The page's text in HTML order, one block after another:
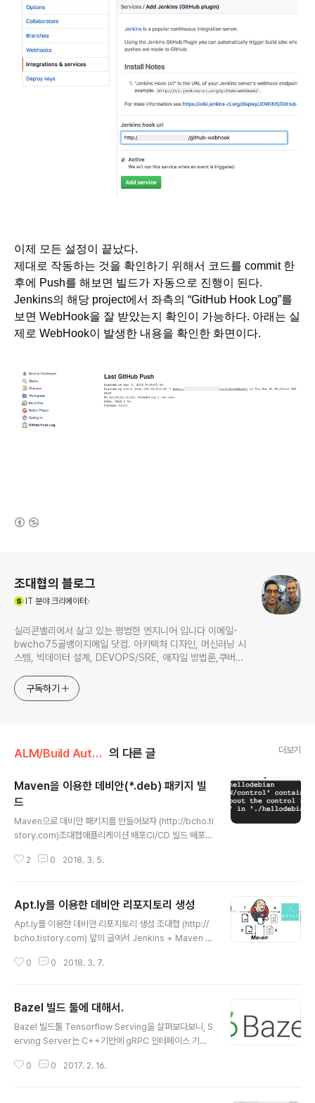
이제 모든 설정이 끝났다.
제대로 작동하는 것을 확인하기 위해서 코드를 commit 한
후에 Push를 해보면 빌드가 자동으로 진행이 된다.
Jenkins의 해당 project에서 좌측의 “GitHub Hook Log”를
보면 WebHook을 잘 받았는지 확인이 가능하다. 아래는 실
제로 WebHook이 발생한 내용을 확인한 화면이다.
조대협의 블로그
IT 분야 크리에이터
실리콘밸리에서 살고 있는 평범한 엔지니어 입니다 이메일-
bwcho75골뱅이지메일 닷컴. 아키텍처 디자인, 머신러닝 시
스템, 빅데이터 설계, DEVOPS/SRE, 애자일 방법론,쿠버네
한 기술 멘토링과 강의 진행합니다. Linkedin :
https://www.linkedin.com/in/terrycho75/
구독하기
ALM/Build Automation (빌드 자동화) 의 다른 글 더보기
Maven을 이용한 데비안(*.deb) 패키지 빌
드
Maven으로 데비안 패키지를 만들어보자 (http://bcho.ti
story.com)조대협애플리케이션 배포CI/CD 빌드 배포
여러가지가 있다. 빌드된 바이너리를 Ansible과 같은 Co
립트 작업이 필요한 경우가 있다. 보통 애플리케이션 배포
는 단순하게 바이너리만을 복사하는 것이 아니라, 이에 필
요한 의존성이 있는 패키지 (예를 들어 JDK나 기타 의존되
서는 의존되는 파일이나 복잡한 디렉토리 구조를 생성해야
2 0 2018. 3. 5.
Apt.ly를 이용한 데비안 리포지토리 생성
Apt.ly를 이용한 데비안 리포지토리 생성 조대협 (http://
bcho.tistory.com) 앞의 글에서 Jenkins + Maven 조
패키징하는 방법에 대해서 알아보았다. 이제 이 패키지를
에 복사해놓은 다음에, sudo apt-get install을 이용해서
설치하는 방법도 있지만, 설치하고자 하는 서버마다 복사
하기가 번거롭기 때문에 조금 더 쉬운 접근을 위해서 데비
e.js 등 다양한 유닉스 패키지를 apt-get 을 이용하여 설
0 0 2018. 3. 7.
Bazel 빌드 툴에 대해서.
Bazel 빌드툴 Tensorflow Serving을 살펴보다보니, S
erving Server는 C++기반에 gRPC 인터페이스 기반
용한다. 그래서 Bazel이 무엇인가 찾아봤는데. 쉽게 말하
0 0 2017. 2. 16.